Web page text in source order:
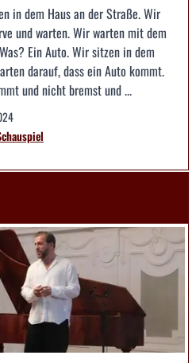
in dem Haus an der Straße. Wir
und warten. Wir warten mit dem
Ein Auto. Wir sitzen in dem
darauf, dass ein Auto kommt.
und nicht bremst und ...